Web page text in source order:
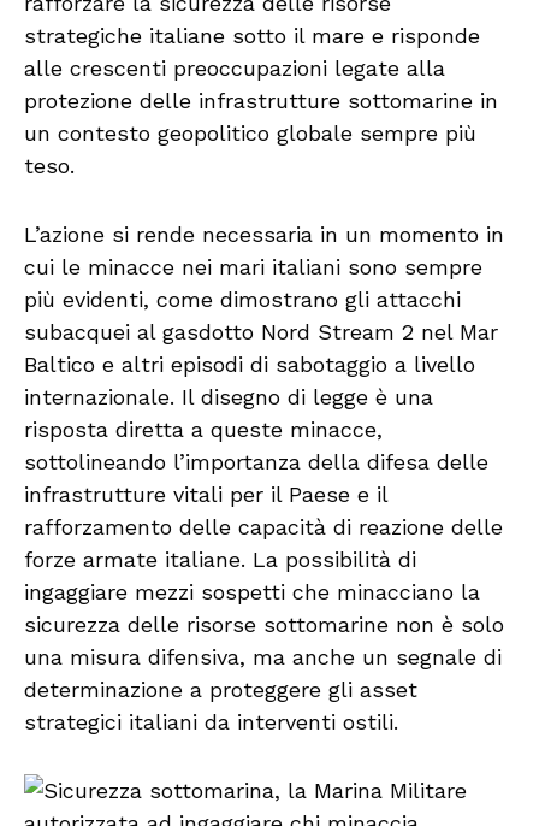
strategiche italiane sotto il mare e risponde
alle crescenti preoccupazioni legate alla
protezione delle infrastrutture sottomarine in
un contesto geopolitico globale sempre più
teso.
L’azione si rende necessaria in un momento in
cui le minacce nei mari italiani sono sempre
più evidenti, come dimostrano gli attacchi
subacquei al gasdotto Nord Stream 2 nel Mar
Baltico e altri episodi di sabotaggio a livello
internazionale. Il disegno di legge è una
risposta diretta a queste minacce,
sottolineando l’importanza della difesa delle
infrastrutture vitali per il Paese e il
rafforzamento delle capacità di reazione delle
forze armate italiane. La possibilità di
ingaggiare mezzi sospetti che minacciano la
sicurezza delle risorse sottomarine non è solo
una misura difensiva, ma anche un segnale di
determinazione a proteggere gli asset
strategici italiani da interventi ostili.